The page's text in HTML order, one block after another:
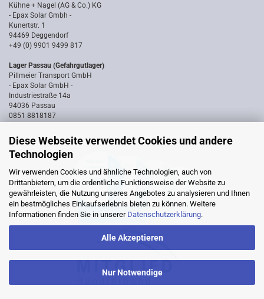
Diese Webseite verwendet Cookies und andere
Technologien
Wir verwenden Cookies und ähnliche Technologien, auch von
Drittanbietern, um die ordentliche Funktionsweise der Website zu
gewährleisten, die Nutzung unseres Angebotes zu analysieren und Ihnen
ein bestmögliches Einkaufserlebnis bieten zu können. Weitere
Informationen finden Sie in unserer Datenschutzerklärung.
Alle Akzeptieren
Nur Notwendige
Kühne + Nagel (AG & Co.) KG
- Epax Solar Gmbh -
Kunertstr. 1
94469 Deggendorf
+49 (0) 9901 9499 817
Lager Passau (Gefahrgutlager)
Pillmeier Transport GmbH
- Epax Solar GmbH -
Industriestraße 14a
94036 Passau
0851 8818187